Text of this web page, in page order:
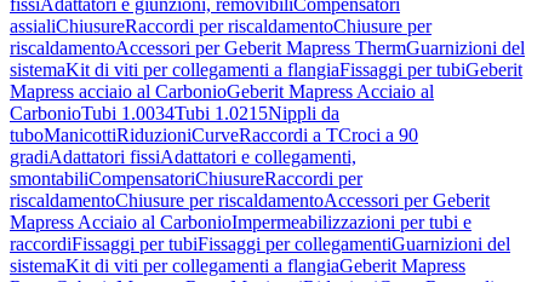
fissiAdattatori e giunzioni, removibiliCompensatori
assialiChiusureRaccordi per riscaldamentoChiusure per
riscaldamentoAccessori per Geberit Mapress ThermGuarnizioni del
sistemaKit di viti per collegamenti a flangiaFissaggi per tubiGeberit
Mapress acciaio al CarbonioGeberit Mapress Acciaio al
CarbonioTubi 1.0034Tubi 1.0215Nippli da
tuboManicottiRiduzioniCurveRaccordi a TCroci a 90
gradiAdattatori fissiAdattatori e collegamenti,
smontabiliCompensatoriChiusureRaccordi per
riscaldamentoChiusure per riscaldamentoAccessori per Geberit
Mapress Acciaio al CarbonioImpermeabilizzazioni per tubi e
raccordiFissaggi per tubiFissaggi per collegamentiGuarnizioni del
sistemaKit di viti per collegamenti a flangiaGeberit Mapress